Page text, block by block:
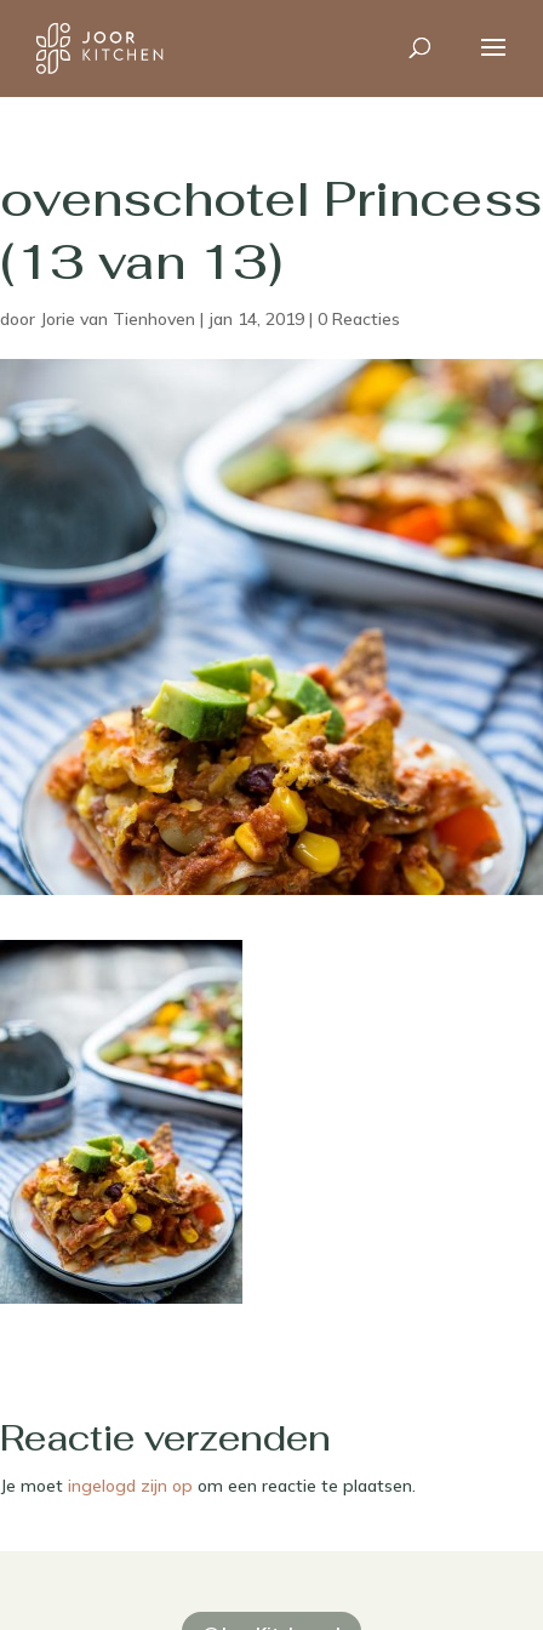
ovenschotel Princess
(13 van 13)
door Jorie van Tienhoven | jan 14, 2019 | 0 Reacties
Reactie verzenden
Je moet ingelogd zijn op om een reactie te plaatsen.